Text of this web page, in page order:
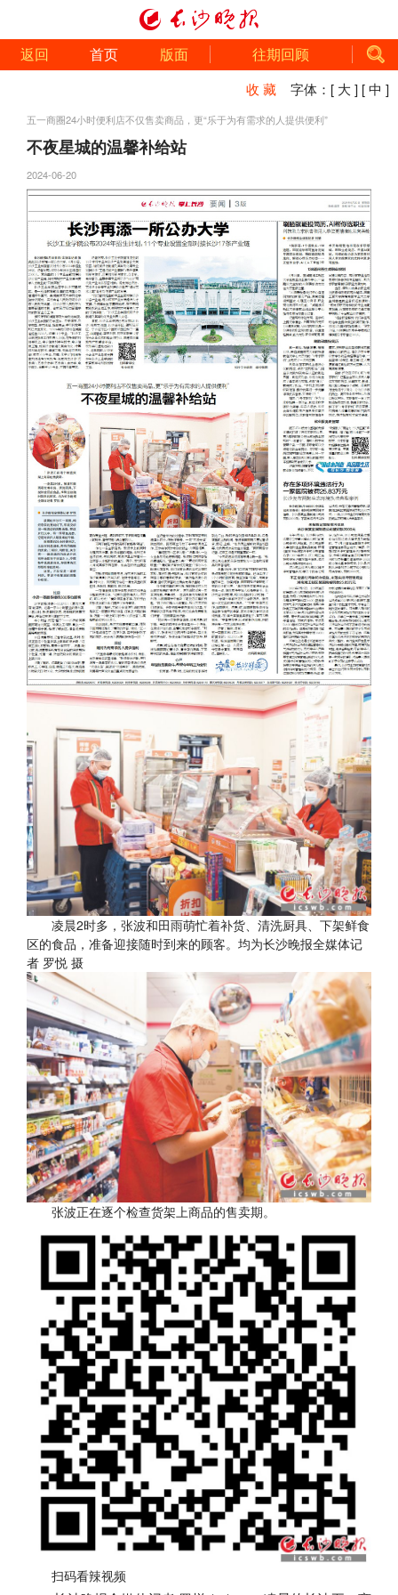
返回 首页 版面 往期回顾
收 藏 字体： [ 大 ] [ 中 ]
五一商圈24小时便利店不仅售卖商品，更“乐于为有需求的人提供便利”
不夜星城的温馨补给站
2024-06-20
凌晨2时多，张波和田雨萌忙着补货、清洗厨具、下架鲜食
区的食品，准备迎接随时到来的顾客。均为长沙晚报全媒体记
者 罗悦 摄
张波正在逐个检查货架上商品的售卖期。
扫码看辣视频